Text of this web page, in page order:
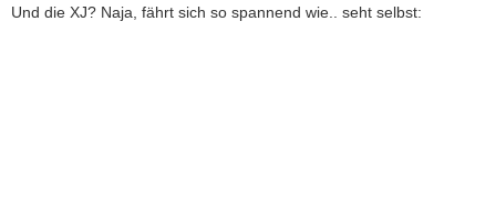
Und die XJ? Naja, fährt sich so spannend wie.. seht selbst: